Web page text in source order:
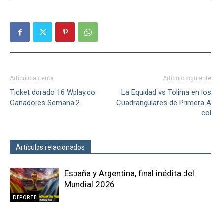
Artículo anterior
Ticket dorado 16 Wplay.co:
Ganadores Semana 2
Artículo siguiente
La Equidad vs Tolima en los
Cuadrangulares de Primera A
col
Artículos relacionados
DEPORTE
España y Argentina, final inédita del
Mundial 2026